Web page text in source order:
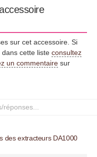
sur cet accessoire. Si
cette liste consultez
un commentaire sur
des extracteurs DA1000